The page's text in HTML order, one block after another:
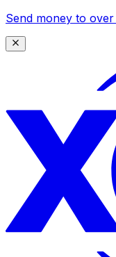
Send money to